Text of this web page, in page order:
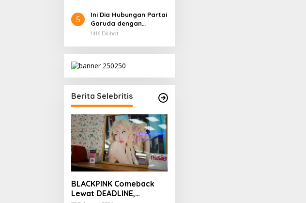
5
Ini Dia Hubungan Partai
Garuda dengan
Gerindra
1416 Dilihat
Berita Selebritis
BLACKPINK Comeback
Lewat DEADLINE,